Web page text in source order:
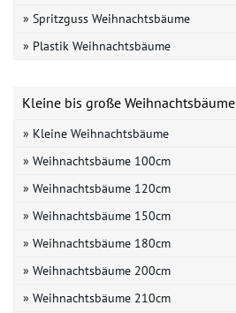
» Spritzguss Weihnachtsbäume
» Plastik Weihnachtsbäume
Kleine bis große Weihnachtsbäume
» Kleine Weihnachtsbäume
» Weihnachtsbäume 100cm
» Weihnachtsbäume 120cm
» Weihnachtsbäume 150cm
» Weihnachtsbäume 180cm
» Weihnachtsbäume 200cm
» Weihnachtsbäume 210cm